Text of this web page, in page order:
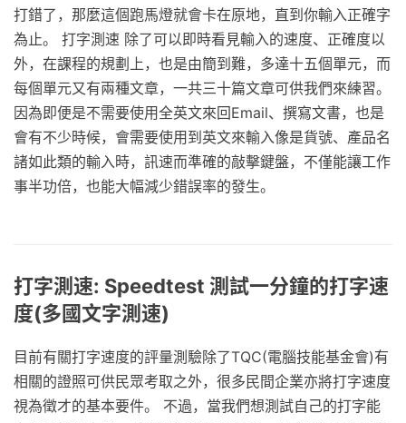
打錯了，那麼這個跑馬燈就會卡在原地，直到你輸入正確字
為止。 打字測速 除了可以即時看見輸入的速度、正確度以
外，在課程的規劃上，也是由簡到難，多達十五個單元，而
每個單元又有兩種文章，一共三十篇文章可供我們來練習。
因為即便是不需要使用全英文來回Email、撰寫文書，也是
會有不少時候，會需要使用到英文來輸入像是貨號、產品名
諸如此類的輸入時，訊速而準確的敲擊鍵盤，不僅能讓工作
事半功倍，也能大幅減少錯誤率的發生。
打字測速: Speedtest 測試一分鐘的打字速
度(多國文字測速)
目前有關打字速度的評量測驗除了TQC(電腦技能基金會)有
相關的證照可供民眾考取之外，很多民間企業亦將打字速度
視為徵才的基本要件。 不過，當我們想測試自己的打字能